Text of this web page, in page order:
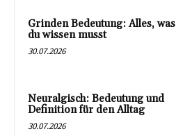
Grinden Bedeutung: Alles, was
du wissen musst
30.07.2026
Neuralgisch: Bedeutung und
Definition für den Alltag
30.07.2026